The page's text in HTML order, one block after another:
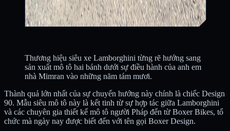
Thương hiệu siêu xe Lamborghini từng rẽ hướng sang
sản xuất mô tô hai bánh dưới sự điều hành của anh em
nhà Mimran vào những năm tám mươi.
Thành quả lớn nhất của sự chuyển hướng này chính là chiếc Design
90. Mẫu siêu mô tô này là kết tinh từ sự hợp tác giữa Lamborghini
và các chuyên gia thiết kế mô tô người Pháp đến từ Boxer Bikes, tổ
chức mà ngày nay được biết đến với tên gọi Boxer Design.